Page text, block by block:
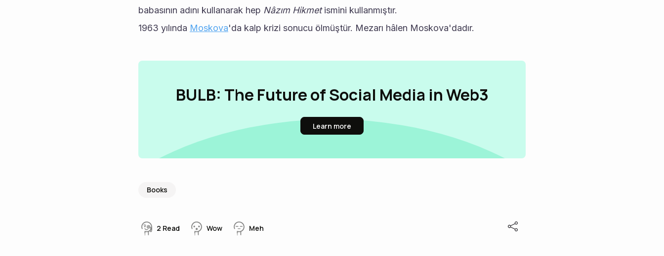
babasının adını kullanarak hep Nâzım Hikmet ismini kullanmıştır.
1963 yılında Moskova'da kalp krizi sonucu ölmüştür. Mezarı hâlen Moskova'dadır.
BULB: The Future of Social Media in Web3
Learn more
Books
2 Read Wow Meh